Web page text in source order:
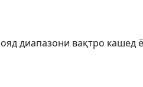
диапазони вақтро кашед ё